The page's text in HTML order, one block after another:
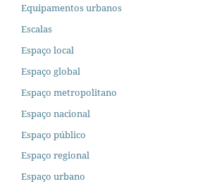
Equipamentos urbanos
Escalas
Espaço local
Espaço global
Espaço metropolitano
Espaço nacional
Espaço público
Espaço regional
Espaço urbano